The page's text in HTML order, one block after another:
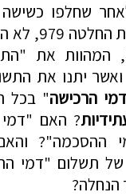
שחלפו כשישה
979, לא הו
המהוות את
979, ואשר יתנו
דמי הרכישה" בכל
? האם "דמי
ההסכמה"?
תשלום "דמי
הנחלה?